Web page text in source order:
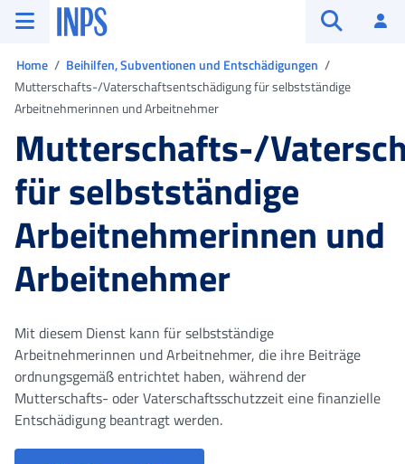
Zum Hauptmenü
Zum Hauptinhalt springen
Zu der Fußzeile
INPS ()
Home
Beihilfen, Subventionen und Entschädigungen
Mutterschafts-/Vaterschaftsentschädigung für selbstständige
Arbeitnehmerinnen und Arbeitnehmer
Mutterschafts-/
für selbstständige
Arbeitnehmerinnen und
Arbeitnehmer
Mit diesem Dienst kann für selbstständige
Arbeitnehmerinnen und Arbeitnehmer, die ihre Beiträge
ordnungsgemäß entrichtet haben, während der
Mutterschafts- oder Vaterschaftsschutzzeit eine finanzielle
Entschädigung beantragt werden.